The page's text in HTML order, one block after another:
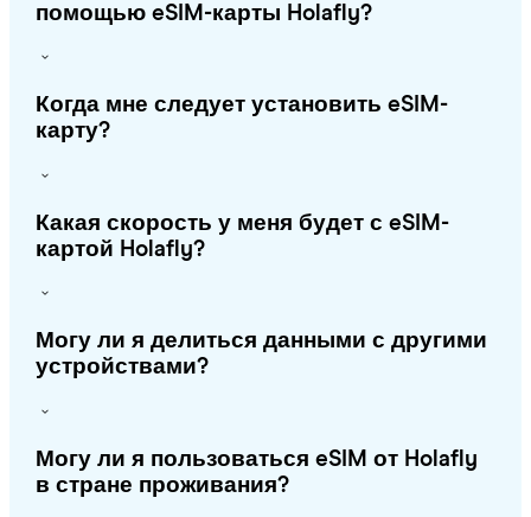
помощью eSIM-карты Holafly?
Когда мне следует установить eSIM-
карту?
Какая скорость у меня будет с eSIM-
картой Holafly?
Могу ли я делиться данными с другими
устройствами?
Могу ли я пользоваться eSIM от Holafly
в стране проживания?